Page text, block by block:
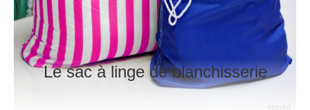
Le sac à linge de blanchisserie